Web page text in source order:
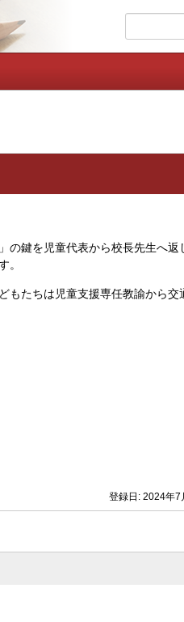
鍵を児童代表から校長先生へ返
。
たちは児童支援専任教諭から交
登録日: 2024年7